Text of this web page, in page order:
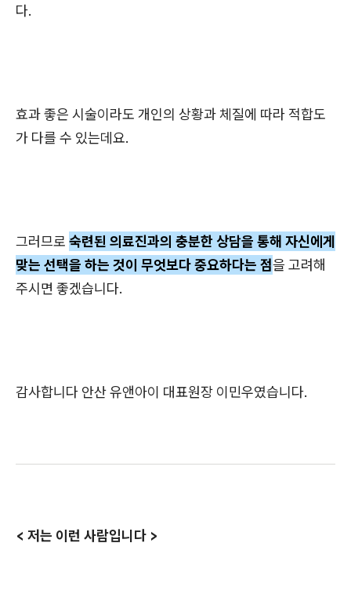
다.
효과 좋은 시술이라도 개인의 상황과 체질에 따라 적합도
가 다를 수 있는데요.
그러므로 숙련된 의료진과의 충분한 상담을 통해 자신에게
맞는 선택을 하는 것이 무엇보다 중요하다는 점을 고려해
주시면 좋겠습니다.
감사합니다 안산 유앤아이 대표원장 이민우였습니다.
< 저는 이런 사람입니다 >